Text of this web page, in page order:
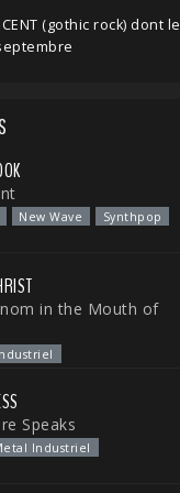
(gothic rock) dont le
New Wave Synthpop
in the Mouth of
Speaks
Industriel